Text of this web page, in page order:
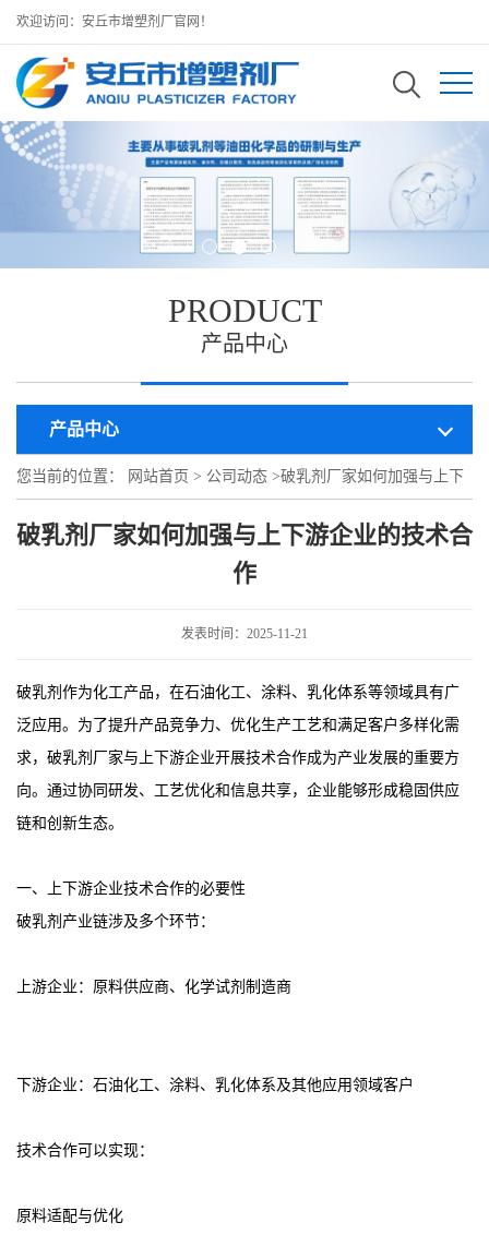
欢迎访问：安丘市增塑剂厂官网！
PRODUCT
产品中心
产品中心
您当前的位置： 网站首页 > 公司动态 >破乳剂厂家如何加强与上下
游企业的技术合作
破乳剂厂家如何加强与上下游企业的技术合
作
发表时间：2025-11-21
破乳剂作为化工产品，在石油化工、涂料、乳化体系等领域具有广
泛应用。为了提升产品竞争力、优化生产工艺和满足客户多样化需
求，破乳剂厂家与上下游企业开展技术合作成为产业发展的重要方
向。通过协同研发、工艺优化和信息共享，企业能够形成稳固供应
链和创新生态。
一、上下游企业技术合作的必要性
破乳剂产业链涉及多个环节：
上游企业：原料供应商、化学试剂制造商
下游企业：石油化工、涂料、乳化体系及其他应用领域客户
技术合作可以实现：
原料适配与优化